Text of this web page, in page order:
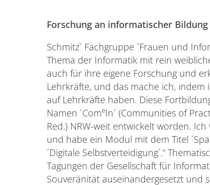
Forschung an informatischer Bildung
Schmitz` Fachgruppe ´Frauen und
Thema der Informatik mit rein
auch für ihre eigene Forschung und
Lehrkräfte, und das mache ich,
auf Lehrkräfte haben. Diese
Namen ´ComeIn´ (Communities of
Red.) NRW-weit entwickelt worden.
und habe ein Modul mit dem Titel
´Digitale Selbstverteidigung`.“
Tagungen der Gesellschaft für
Souveränität auseinandergesetzt und